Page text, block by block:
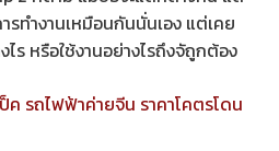
ทำงานเหมือนกันนั่นเอง แต่เคย
ร หรือใช้งานอย่างไรถึงจัถูกต้อง
ป็ค รถไฟฟ้าค่ายจีน ราคาโคตรโดน